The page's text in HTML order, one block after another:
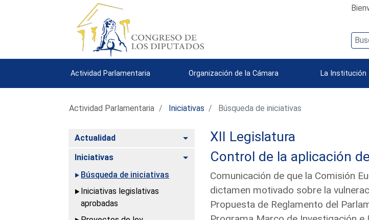
Actividad Parlamentaria Organización de la Cámara La Institución
Actividad Parlamentaria Iniciativas Búsqueda de iniciativas
Actualidad Alternar
Iniciativas
Alternar
Búsqueda de iniciativas
Iniciativas legislativas
aprobadas
XII Legislatura
Control de la aplicación
Comunicación de que la Comisión
dictamen motivado sobre la
Propuesta de Reglamento del